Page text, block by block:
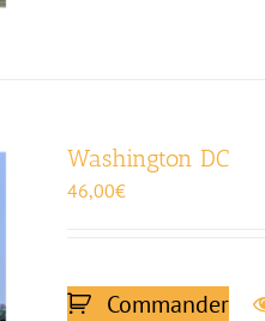
Washington DC
46,00€
Commander